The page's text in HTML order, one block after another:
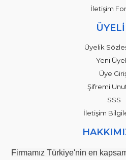
İletişim
Üyelik
Yeni
Üye
Şifremi
SSS
İletişim
Firmamız Türkiye'nin en